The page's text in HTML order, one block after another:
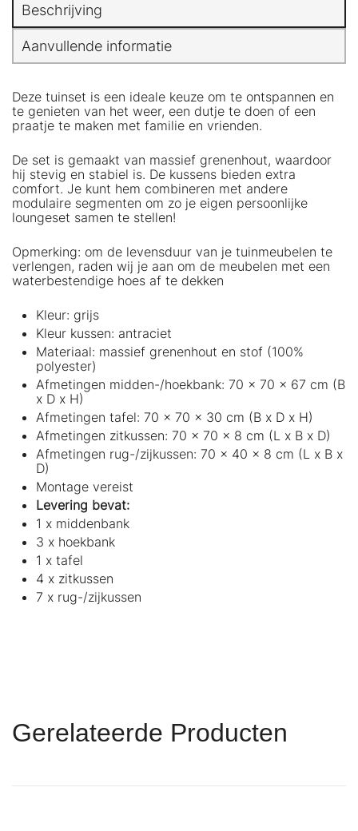
Beschrijving
Aanvullende informatie
Deze tuinset is een ideale keuze om te ontspannen en
te genieten van het weer, een dutje te doen of een
praatje te maken met familie en vrienden.
De set is gemaakt van massief grenenhout, waardoor
hij stevig en stabiel is. De kussens bieden extra
comfort. Je kunt hem combineren met andere
modulaire segmenten om zo je eigen persoonlijke
loungeset samen te stellen!
Opmerking: om de levensduur van je tuinmeubelen te
verlengen, raden wij je aan om de meubelen met een
waterbestendige hoes af te dekken
Kleur: grijs
Kleur kussen: antraciet
Materiaal: massief grenenhout en stof (100%
polyester)
Afmetingen midden-/hoekbank: 70 x 70 x 67 cm (B
x D x H)
Afmetingen tafel: 70 x 70 x 30 cm (B x D x H)
Afmetingen zitkussen: 70 x 70 x 8 cm (L x B x D)
Afmetingen rug-/zijkussen: 70 x 40 x 8 cm (L x B x
D)
Montage vereist
Levering bevat:
1 x middenbank
3 x hoekbank
1 x tafel
4 x zitkussen
7 x rug-/zijkussen
Gerelateerde Producten